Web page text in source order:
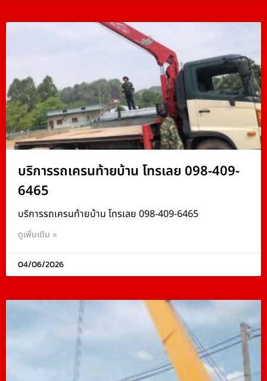
บริการรถเครนท้ายบ้าน โทรเลย 098-409-
6465
บริการรถเครนท้ายบ้าน โทรเลย 098-409-6465
ดูเพิ่มเติม »
04/06/2026